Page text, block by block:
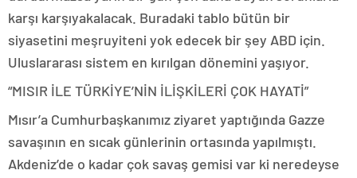
karşı karşıyakalacak. Buradaki tablo bütün bir
siyasetini meşruyiteni yok edecek bir şey ABD için.
Uluslararası sistem en kırılgan dönemini yaşıyor.
“MISIR İLE TÜRKİYE’NİN İLİŞKİLERİ ÇOK HAYATİ”
Mısır’a Cumhurbaşkanımız ziyaret yaptığında Gazze
savaşının en sıcak günlerinin ortasında yapılmıştı.
Akdeniz’de o kadar çok savaş gemisi var ki neredeyse